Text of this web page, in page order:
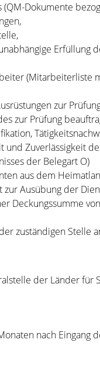
Dokumente
Erfüllung
(Mitarbeiterliste
zur
zur Prüfung
Zuverlässigkeit
der Belegart O)
aus dem
Ausübung der
Deckungssumme
zuständigen Stelle
der Länder für
nach Eingang